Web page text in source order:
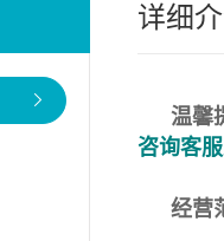
详细
温馨
咨询客
经营